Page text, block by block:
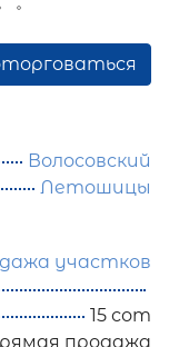
Волосовский
Летошицы
участков
15 сот
продажа